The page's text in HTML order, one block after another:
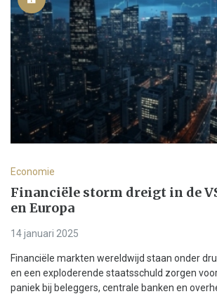
Economie
Financiële storm dreigt in de
en Europa
14 januari 2025
Financiële markten wereldwijd staan onder
en een exploderende staatsschuld zorgen
paniek bij beleggers, centrale banken en